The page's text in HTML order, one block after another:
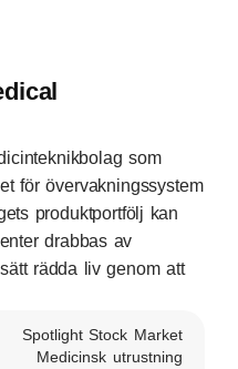
som
för övervakningssystem
produktportfölj kan
drabbas av
rädda liv genom att
Spotlight Stock Market
Medicinsk utrustning